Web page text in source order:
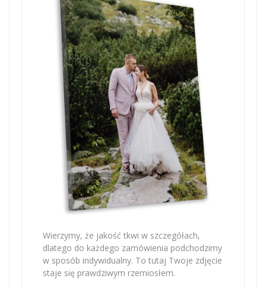
Wierzymy, że jakość tkwi w szczegółach,
dlatego do każdego zamówienia podchodzimy
w sposób indywidualny. To tutaj Twoje zdjęcie
staje się prawdziwym rzemiosłem.